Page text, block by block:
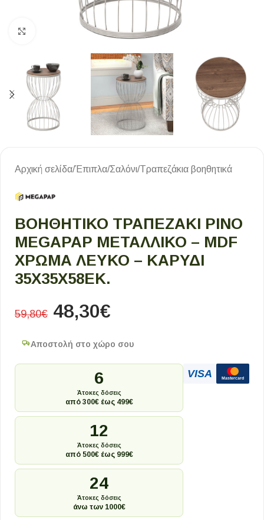
Κλικ για μεγέθυνση
Αρχική σελίδα/Έπιπλα/Σαλόνι/Τραπεζάκια βοηθητικά
ΒΟΗΘΗΤΙΚΌ ΤΡΑΠΕΖΆΚΙ PINO
MEGAPAP ΜΕΤΑΛΛΙΚΌ – MDF
ΧΡΏΜΑ ΛΕΥΚΌ – ΚΑΡΥΔΊ
35X35X58ΕΚ.
59,80€ 48,30€
Αποστολή στο χώρο σου
6
Άτοκες δόσεις
από 300€ έως 499€
12
Άτοκες δόσεις
από 500€ έως 999€
24
Άτοκες δόσεις
άνω των 1000€
VISA Mastercard